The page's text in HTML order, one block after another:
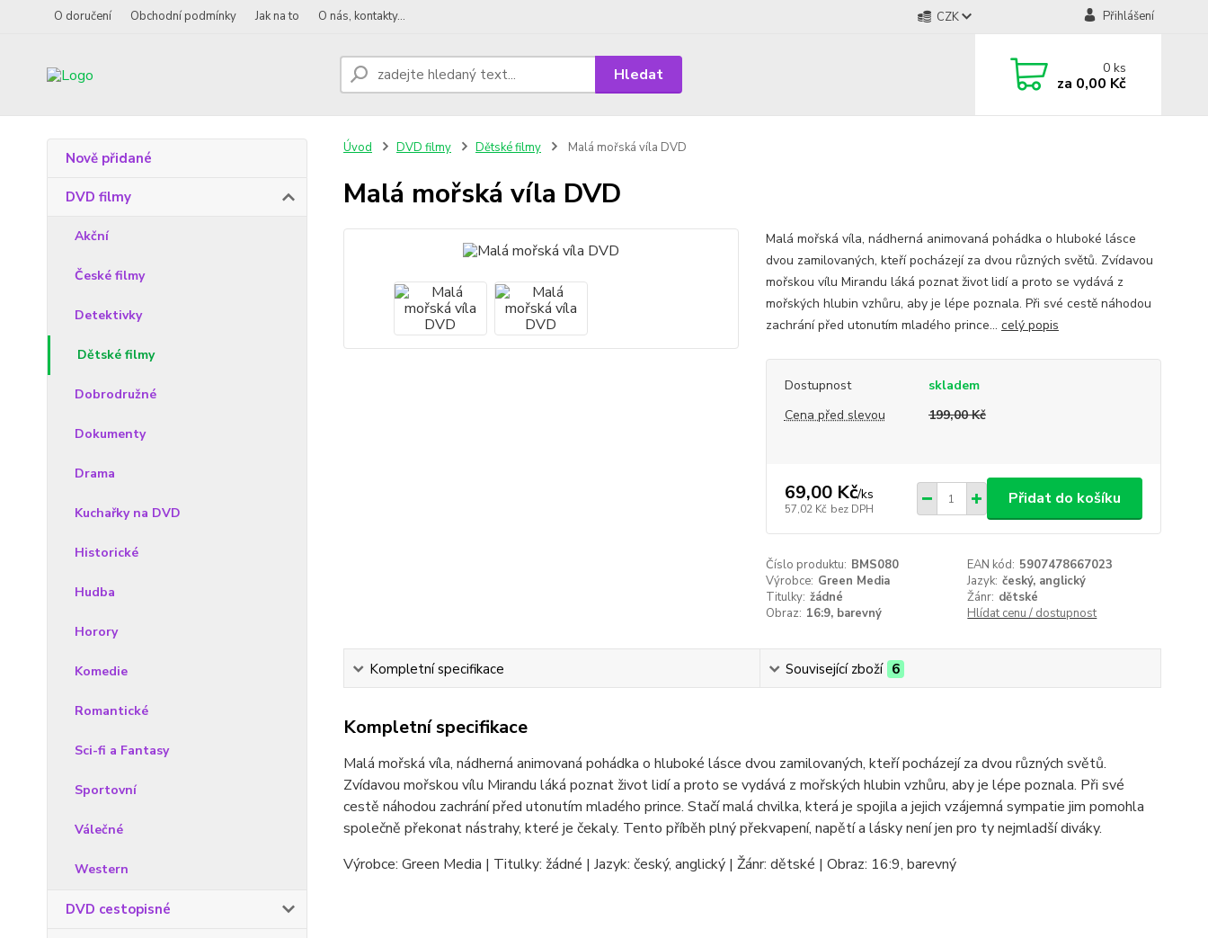
O doručení Obchodní podmínky Jak na to O nás, kontakty... CZK Přihlášení
Hledat 0ks
za 0,00 Kč
Nově přidané
DVD filmy
Akční
České filmy
Detektivky
Dětské filmy
Dobrodružné
Dokumenty
Drama
Kuchařky na DVD
Historické
Hudba
Horory
Komedie
Romantické
Sci-fi a Fantasy
Sportovní
Válečné
Western
DVD cestopisné
Úvod DVD filmy Dětské filmy Malá mořská víla DVD
Malá mořská víla DVD
Malá mořská víla, nádherná animovaná pohádka o hluboké lásce
dvou zamilovaných, kteří pocházejí za dvou různých světů. Zvídavou
mořskou vílu Mirandu láká poznat život lidí a proto se vydává z
mořských hlubin vzhůru, aby je lépe poznala. Při své cestě náhodou
zachrání před utonutím mladého prince... celý popis
Dostupnost
skladem
Cena před slevou
199,00 Kč
69,00 Kč/ks
57,02 Kč bez DPH
Přidat do košíku
Číslo produktu: BMS080 EAN kód: 5907478667023
Výrobce: Green Media Jazyk: český, anglický
Titulky: žádné Žánr: dětské
Obraz: 16:9, barevný Hlídat cenu / dostupnost
Kompletní specifikace Související zboží 6
Kompletní specifikace
Malá mořská víla, nádherná animovaná pohádka o hluboké lásce dvou zamilovaných, kteří pocházejí za dvou různých světů.
Zvídavou mořskou vílu Mirandu láká poznat život lidí a proto se vydává z mořských hlubin vzhůru, aby je lépe poznala. Při své
cestě náhodou zachrání před utonutím mladého prince. Stačí malá chvilka, která je spojila a jejich vzájemná sympatie jim pomohla
společně překonat nástrahy, které je čekaly. Tento příběh plný překvapení, napětí a lásky není jen pro ty nejmladší diváky.
Výrobce: Green Media | Titulky: žádné | Jazyk: český, anglický | Žánr: dětské | Obraz: 16:9, barevný